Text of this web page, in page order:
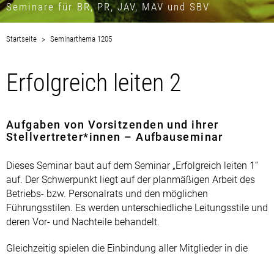
Seminare für BR, PR, JAV, MAV und SBV
Startseite Seminarthema 1205
Erfolgreich leiten 2
Aufgaben von Vorsitzenden und ihrer
Stellvertreter*innen – Aufbauseminar
Dieses Seminar baut auf dem Seminar „Erfolgreich leiten 1“
auf. Der Schwerpunkt liegt auf der planmäßigen Arbeit des
Betriebs- bzw. Personalrats und den möglichen
Führungsstilen. Es werden unterschiedliche Leitungsstile und
deren Vor- und Nachteile behandelt.
Gleichzeitig spielen die Einbindung aller Mitglieder in die